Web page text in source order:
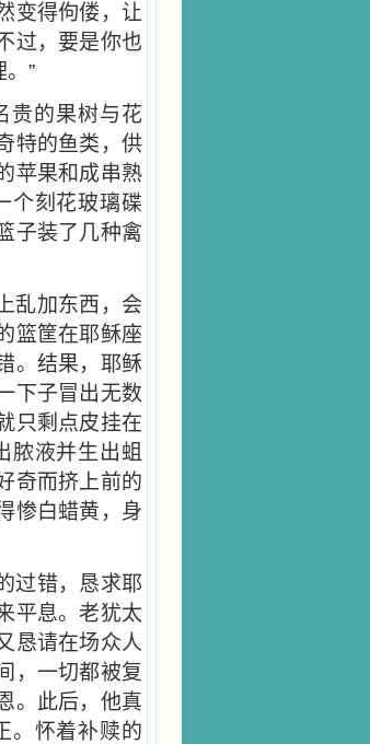
变得佝偻，让
过，要是你也
”
贵的果树与花
特的鱼类，供
苹果和成串熟
个刻花玻璃碟
子装了几种禽
乱加东西，会
篮筐在耶稣座
。结果，耶稣
下子冒出无数
只剩点皮挂在
脓液并生出蛆
奇而挤上前的
惨白蜡黄，身
过错，恳求耶
平息。老犹太
恳请在场众人
，一切都被复
。此后，他真
。怀着补赎的